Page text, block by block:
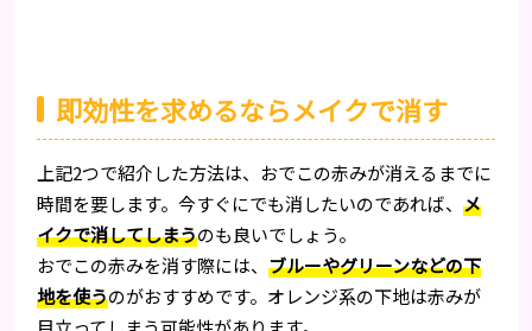
即効性を求めるならメイクで消す
上記2つで紹介した方法は、おでこの赤みが消えるまでに
時間を要します。今すぐにでも消したいのであれば、メ
イクで消してしまうのも良いでしょう。
おでこの赤みを消す際には、ブルーやグリーンなどの下
地を使うのがおすすめです。オレンジ系の下地は赤みが